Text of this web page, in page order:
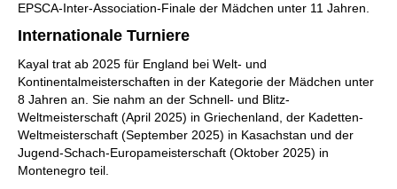
EPSCA-Inter-Association-Finale der Mädchen unter 11 Jahren.
Internationale Turniere
Kayal trat ab 2025 für England bei Welt- und
Kontinentalmeisterschaften in der Kategorie der Mädchen unter
8 Jahren an. Sie nahm an der Schnell- und Blitz-
Weltmeisterschaft (April 2025) in Griechenland, der Kadetten-
Weltmeisterschaft (September 2025) in Kasachstan und der
Jugend-Schach-Europameisterschaft (Oktober 2025) in
Montenegro teil.